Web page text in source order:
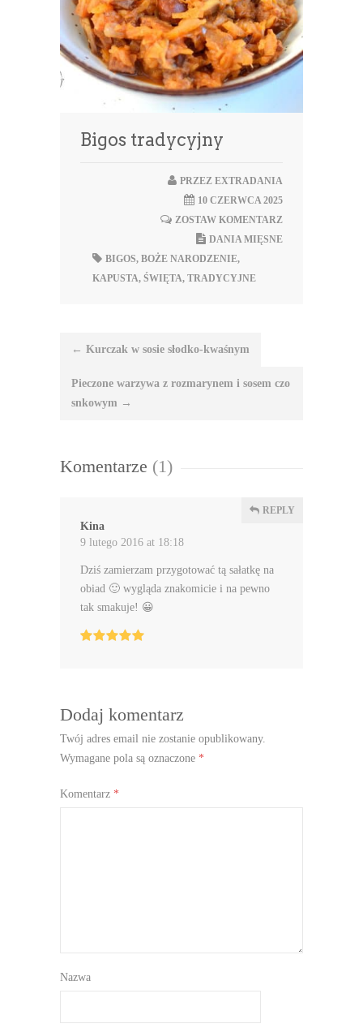
Bigos tradycyjny
PRZEZ EXTRADANIA
10 CZERWCA 2025
ZOSTAW KOMENTARZ
DANIA MIĘSNE
BIGOS, BOŻE NARODZENIE,
KAPUSTA, ŚWIĘTA, TRADYCYJNE
Nawigacja
← Kurczak w sosie słodko-kwaśnym
Pieczone warzywa z rozmarynem i sosem czo
snkowym →
Komentarze (1)
Kina
9 lutego 2016 at 18:18
REPLY
Dziś zamierzam przygotować tą sałatkę na
obiad 🙂 wygląda znakomicie i na pewno
tak smakuje! 😀
Dodaj komentarz
Twój adres email nie zostanie opublikowany.
Wymagane pola są oznaczone *
Komentarz *
Nazwa